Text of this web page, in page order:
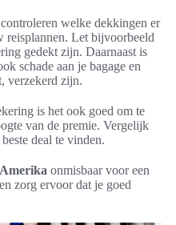
welke dekkingen er
reisplannen. Let bijvoorbeeld
gedekt zijn. Daarnaast is
schade aan je bagage en
verzekerd zijn.
is het ook goed om te
van de premie. Vergelijk
deal te vinden.
onmisbaar voor een
zorg ervoor dat je goed